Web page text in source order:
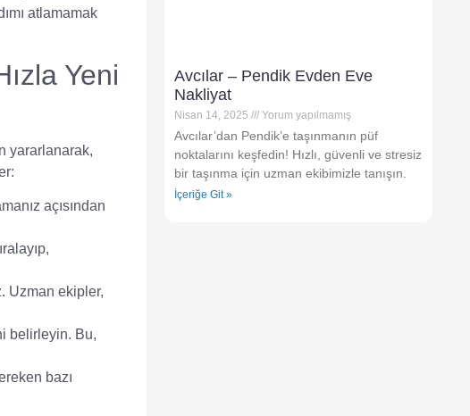
atlamamak
Yeni
yararlanarak,
açısından
Uzman ekipler,
belirleyin. Bu,
bazı
Avcılar – Pendik Evden Eve
Nakliyat
Nisan 14, 2025 Yorum yapılmamış
Avcılar’dan Pendik’e taşınmanın püf
noktalarını keşfedin! Hızlı, güvenli ve stresiz
bir taşınma için uzman ekibimizle tanışın.
İçeriğe Git »